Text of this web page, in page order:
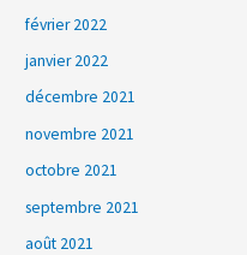
février 2022
janvier 2022
décembre 2021
novembre 2021
octobre 2021
septembre 2021
août 2021